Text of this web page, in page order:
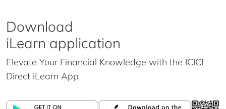
Download
iLearn application
Elevate Your Financial Knowledge with the ICICI
Direct iLearn App